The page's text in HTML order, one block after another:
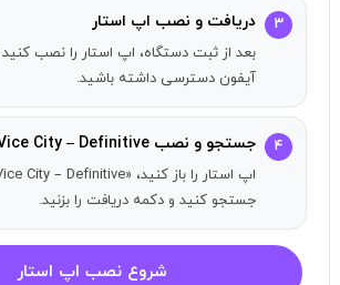
۳ دریافت و نصب اپ استار
بعد از ثبت دستگاه، اپ استار را نصب کنید
آیفون دسترسی داشته باشید.
۴ جستجو و نصب GTA: Vice City – Definitive
جستجو کنید و دکمه دریافت را بزنید.
شروع نصب اپ استار